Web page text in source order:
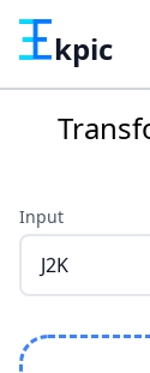
kpic
Input
J2K